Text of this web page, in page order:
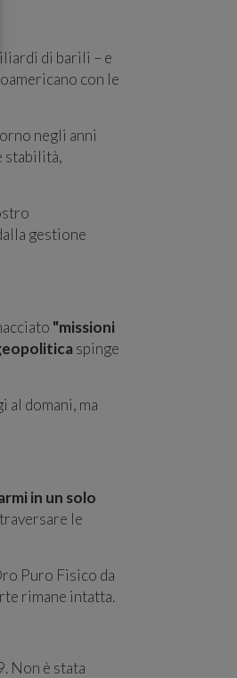
di barili – e
con le
negli anni
stabilità,
gestione
"missioni
spinge
domani, ma
in un solo
le
Puro Fisico da
rimane intatta.
Non è stata